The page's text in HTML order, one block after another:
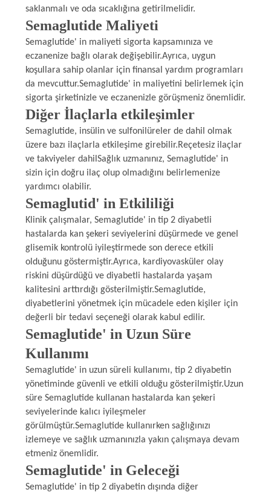
saklanmalı ve oda sıcaklığına getirilmelidir.
Semaglutide Maliyeti
Semaglutide' in maliyeti sigorta kapsamınıza ve
eczanenize bağlı olarak değişebilir.Ayrıca, uygun
koşullara sahip olanlar için finansal yardım programları
da mevcuttur.Semaglutide' in maliyetini belirlemek için
sigorta şirketinizle ve eczanenizle görüşmeniz önemlidir.
Diğer İlaçlarla etkileşimler
Semaglutide, insülin ve sulfonilüreler de dahil olmak
üzere bazı ilaçlarla etkileşime girebilir.Reçetesiz ilaçlar
ve takviyeler dahilSağlık uzmanınız, Semaglutide' in
sizin için doğru ilaç olup olmadığını belirlemenize
yardımcı olabilir.
Semaglutid' in Etkililiği
Klinik çalışmalar, Semaglutide' in tip 2 diyabetli
hastalarda kan şekeri seviyelerini düşürmede ve genel
glisemik kontrolü iyileştirmede son derece etkili
olduğunu göstermiştir.Ayrıca, kardiyovasküler olay
riskini düşürdüğü ve diyabetli hastalarda yaşam
kalitesini arttırdığı gösterilmiştir.Semaglutide,
diyabetlerini yönetmek için mücadele eden kişiler için
değerli bir tedavi seçeneği olarak kabul edilir.
Semaglutide' in Uzun Süre
Kullanımı
Semaglutide' in uzun süreli kullanımı, tip 2 diyabetin
yönetiminde güvenli ve etkili olduğu gösterilmiştir.Uzun
süre Semaglutide kullanan hastalarda kan şekeri
seviyelerinde kalıcı iyileşmeler
görülmüştür.Semaglutide kullanırken sağlığınızı
izlemeye ve sağlık uzmanınızla yakın çalışmaya devam
etmeniz önemlidir.
Semaglutide' in Geleceği
Semaglutide' in tip 2 diyabetin dışında diğer